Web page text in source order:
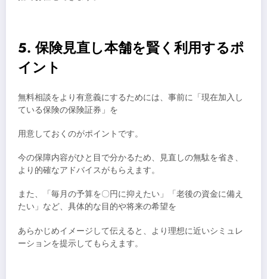
5. 保険見直し本舗を賢く利用するポ
イント
無料相談をより有意義にするためには、事前に「現在加入し
ている保険の保険証券」を
用意しておくのがポイントです。
今の保障内容がひと目で分かるため、見直しの無駄を省き、
より的確なアドバイスがもらえます。
また、「毎月の予算を〇円に抑えたい」「老後の資金に備え
たい」など、具体的な目的や将来の希望を
あらかじめイメージして伝えると、より理想に近いシミュレ
ーションを提示してもらえます。